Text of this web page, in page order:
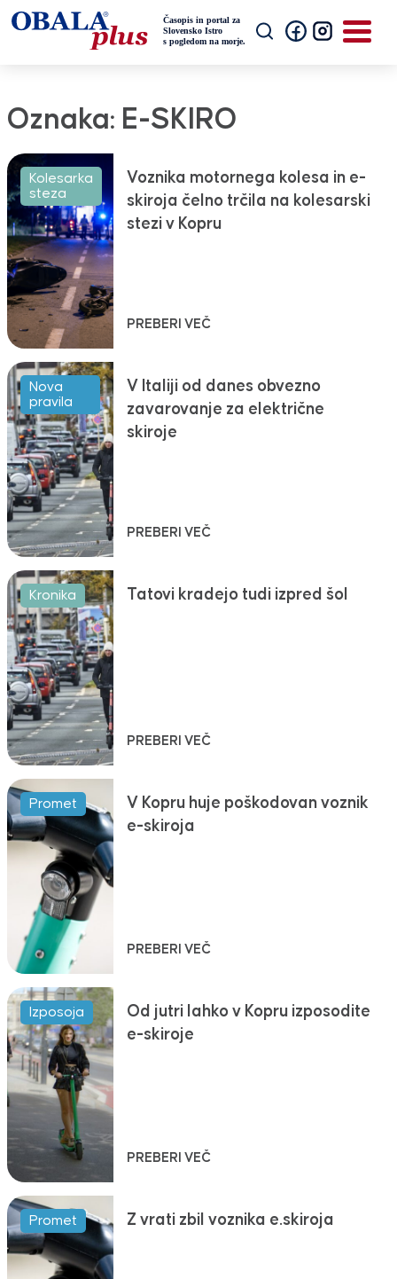
Oznaka: E-SKIRO
Kolesarka
steza
Voznika motornega kolesa in e-
skiroja čelno trčila na kolesarski
stezi v Kopru
PREBERI VEČ
Nova
pravila
V Italiji od danes obvezno
zavarovanje za električne
skiroje
PREBERI VEČ
Kronika Tatovi kradejo tudi izpred šol
PREBERI VEČ
Promet
V Kopru huje poškodovan voznik
e-skiroja
PREBERI VEČ
Izposoja
Od jutri lahko v Kopru izposodite
e-skiroje
PREBERI VEČ
Promet Z vrati zbil voznika e.skiroja